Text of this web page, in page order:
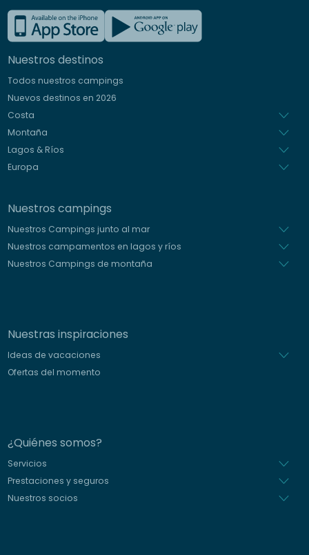
Francés
Inglés
Alemán
Nuestros destinos
Todos nuestros campings
Nuevos destinos en 2026
Costa
Montaña
Lagos & Ríos
Europa
Nuestros campings
Nuestros Campings junto al mar
Nuestros campamentos en lagos y ríos
Nuestros Campings de montaña
Nuestras inspiraciones
Ideas de vacaciones
Ofertas del momento
¿Quiénes somos?
Servicios
Prestaciones y seguros
Nuestros socios